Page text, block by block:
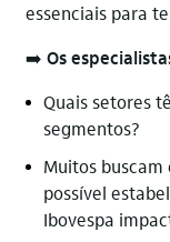
essenciais para
➡️ Os
Quais setores
segmentos?
Muitos
possível
Ibovespa